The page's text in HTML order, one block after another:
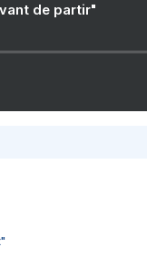
de partir"